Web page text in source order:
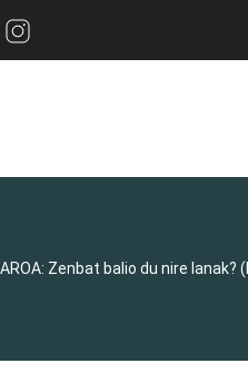
Zenbat balio du nire lanak?